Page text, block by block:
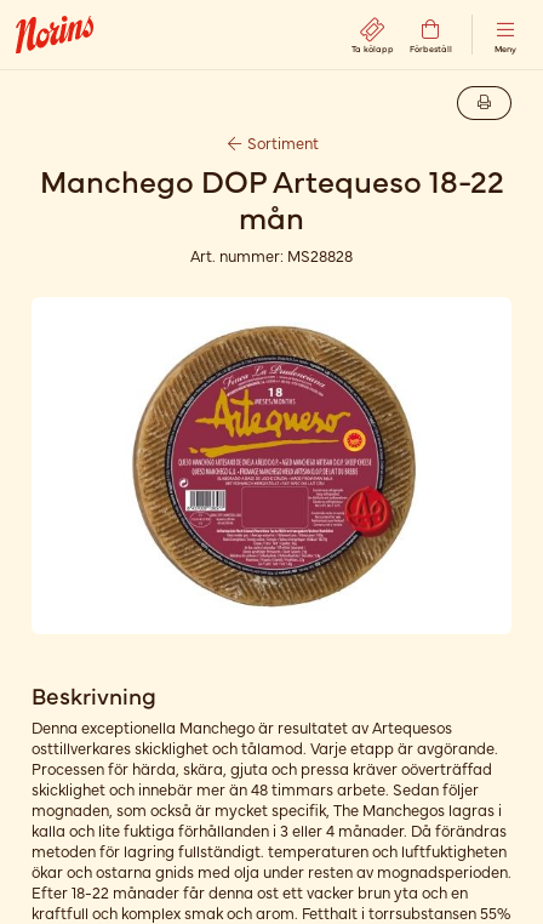
Ta kölapp Förbeställ Meny
Sortiment
Manchego DOP Artequeso 18-22
mån
Art. nummer: MS28828
Beskrivning
Denna exceptionella Manchego är resultatet av Artequesos
osttillverkares skicklighet och tålamod. Varje etapp är avgörande.
Processen för härda, skära, gjuta och pressa kräver oöverträffad
skicklighet och innebär mer än 48 timmars arbete. Sedan följer
mognaden, som också är mycket specifik, The Manchegos lagras i
kalla och lite fuktiga förhållanden i 3 eller 4 månader. Då förändras
metoden för lagring fullständigt. temperaturen och luftfuktigheten
ökar och ostarna gnids med olja under resten av mognadsperioden.
Efter 18-22 månader får denna ost ett vacker brun yta och en
kraftfull och komplex smak och arom. Fetthalt i torrsubstansen 55%